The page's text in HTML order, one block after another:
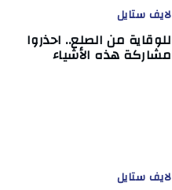
لايف ستايل
للوقاية من الصلع.. احذروا
مشاركة هذه الأشياء
لايف ستايل